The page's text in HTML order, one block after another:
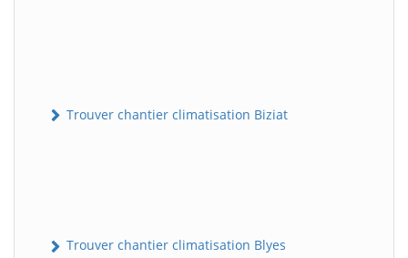
Trouver chantier climatisation Biziat
Trouver chantier climatisation Blyes